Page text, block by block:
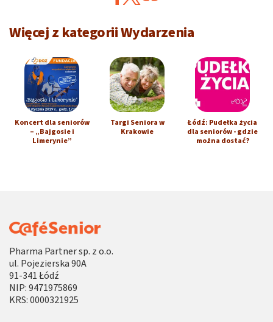
Więcej z kategorii Wydarzenia
Koncert dla seniorów
– „Bajgosie i
Limerynie”
Targi Seniora w
Krakowie
Łódź: Pudełka życia
dla seniorów - gdzie
można dostać?
Pharma Partner sp. z o.o.
ul. Pojezierska 90A
91-341 Łódź
NIP: 9471975869
KRS: 0000321925